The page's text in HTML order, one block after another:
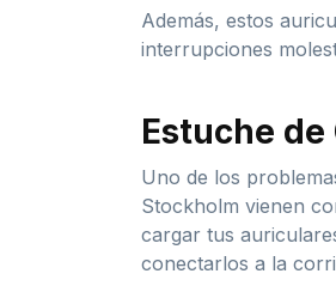
Además, estos
interrupciones
Estuche
Uno de los
Stockholm vienen
cargar tus
conectarlos a la